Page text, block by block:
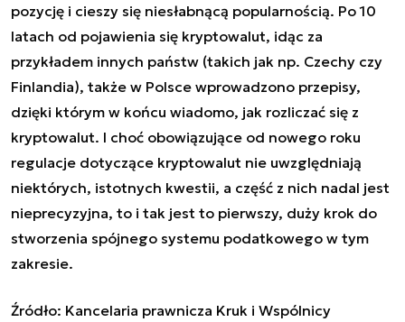
pozycję i cieszy się niesłabnącą popularnością. Po 10
latach od pojawienia się kryptowalut, idąc za
przykładem innych państw (takich jak np. Czechy czy
Finlandia), także w Polsce wprowadzono przepisy,
dzięki którym w końcu wiadomo, jak rozliczać się z
kryptowalut. I choć obowiązujące od nowego roku
regulacje dotyczące kryptowalut nie uwzględniają
niektórych, istotnych kwestii, a część z nich nadal jest
nieprecyzyjna, to i tak jest to pierwszy, duży krok do
stworzenia spójnego systemu podatkowego w tym
zakresie.
Źródło: Kancelaria prawnicza Kruk i Wspólnicy